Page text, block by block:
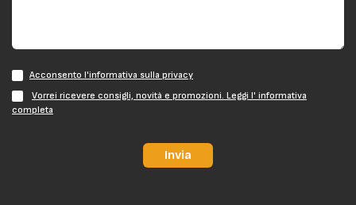
Acconsento l'informativa sulla privacy
Vorrei ricevere consigli, novità e promozioni. Leggi l' informativa
completa
Invia